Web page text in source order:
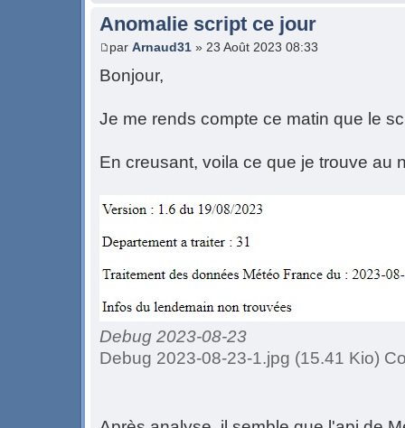
Anomalie script ce jour
par Arnaud31 » 23 Août 2023 08:33
Bonjour,
Je me rends compte ce matin que le
En creusant, voila ce que je trouve au
Debug 2023-08-23
Debug 2023-08-23-1.jpg (15.41 Kio)